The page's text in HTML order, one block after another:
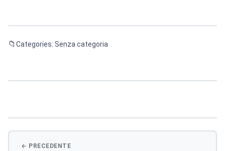
Categories: Senza categoria